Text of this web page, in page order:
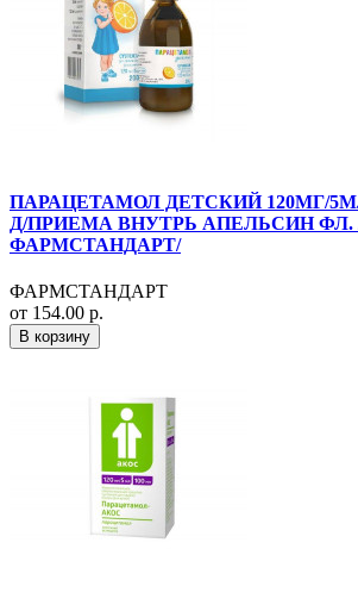
ПАРАЦЕТАМОЛ ДЕТСКИЙ 120МГ/
Д/ПРИЕМА ВНУТРЬ АПЕЛЬСИН ФЛ.
ФАРМСТАНДАРТ/
ФАРМСТАНДАРТ
от 154.00 р.
В корзину